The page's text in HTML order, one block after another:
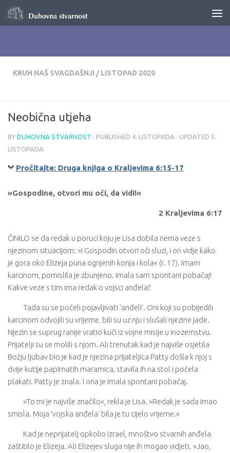
Skip to content
KRUH NAŠ SVAGDAŠNJI / LISTOPAD 2020
Neobična utjeha
BY DUHOVNA STVARNOST · PUBLISHED 4. LISTOPADA · UPDATED 5.
LISTOPADA
Pročitajte: Druga knjiga o Kraljevima 6:15-17
»Gospodine, otvori mu oči, da vidi!«
2 Kraljevima 6:17
ČINILO se da redak u poruci koju je Lisa dobila nema veze s
njezinom situacijom: »I Gospodin otvori oči sluzi, i on vidje kako
je gora oko Elizeja puna ognjenih konja i kola« (r. 17). Imam
karcinom, pomislila je zbunjeno. Imala sam spontani pobačaj!
Kakve veze s tim ima redak o vojsci anđela?
Tada su se počeli pojavljivati ​​‘anđeli’. Oni koji su pobijedili
karcinom odvojili su vrijeme, bili su uz nju i slušali njezine jade.
Njezin se suprug ranije vratio kući iz vojne misije u inozemstvu.
Prijatelji su se molili s njom. Ali trenutak kad je najviše osjetila
Božju ljubav bio je kad je njezina prijateljica Patty došla k njoj s
dvije kutije papirnatih maramica, stavila ih na stol i počela
plakati. Patty je znala. I ona je imala spontani pobačaj.
»To mi je najviše značilo«, rekla je Lisa. »Redak je sada imao
smisla. Moja ‘vojska anđela’ bila je tu cijelo vrijeme.«
Kad je neprijatelj opkolio Izrael, mnoštvo stvarnih anđela
zaštitilo je Elizeja. Ali Elizejev sluga nije ih mogao vidjeti. »Jao,